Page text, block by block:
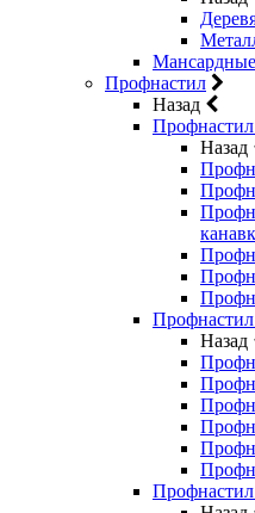
Профнастил
Назад
Назад
Профнастил
Назад
Профнастил